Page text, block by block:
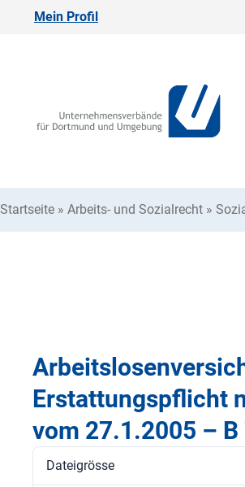
Mein Profil
Startseite » Arbeits- und Sozialrecht »
Erstattungspflicht
vom 27.1.2005 –
Dateigrösse